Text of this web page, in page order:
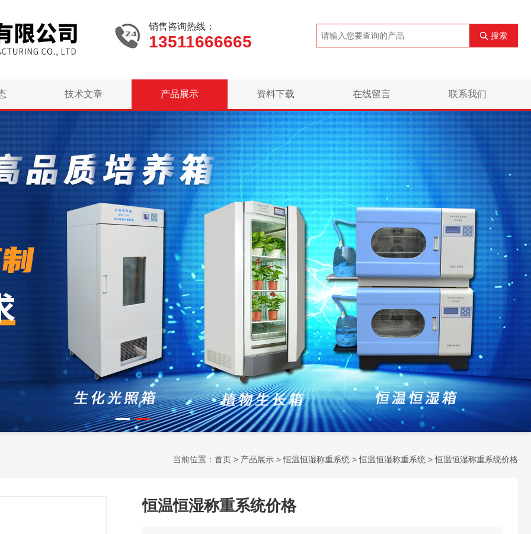
销售咨询热线：
13511666665 搜索
技术文章 产品展示 资料下载 在线留言 联系我们
当前位置： 首页 > 产品展示 >恒温恒湿称重系统 >恒温恒湿称重系统 > 恒温恒湿称重系统价格
恒温恒湿称重系统价格